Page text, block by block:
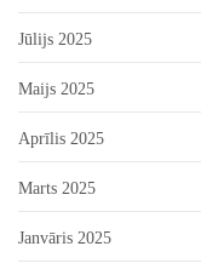
Jūlijs 2025
Maijs 2025
Aprīlis 2025
Marts 2025
Janvāris 2025